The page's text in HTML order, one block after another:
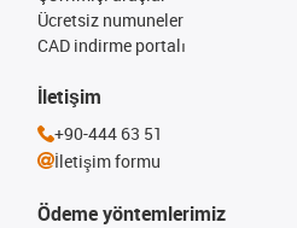
Ödeme yöntemlerimiz
Ücretsiz numuneler
CAD indirme portalı
İletişim
+90-444 63 51
İletişim formu